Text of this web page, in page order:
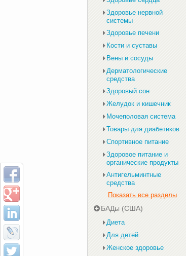
Здоровье нервной
системы
Здоровье печени
Кости и суставы
Вены и сосуды
Дерматологические
средства
Здоровый сон
Желудок и кишечник
Мочеполовая система
Товары для диабетиков
Спортивное питание
Здоровое питание и
органические продукты
Антигельминтные
средства
Показать все разделы
БАДы (США)
Диета
Для детей
Женское здоровье